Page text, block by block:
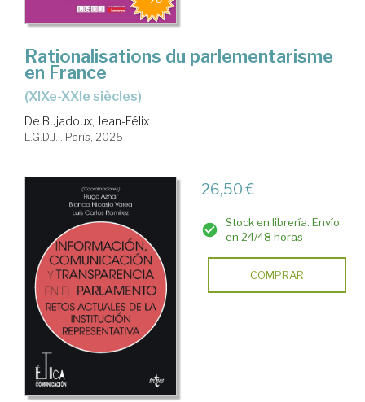
Rationalisations du parlementarisme
en France
(XIXe-XXIe siècles)
De Bujadoux, Jean-Félix
L.G.D.J. . Paris, 2025
26,50 €
Stock en librería. Envío
en 24/48 horas
COMPRAR